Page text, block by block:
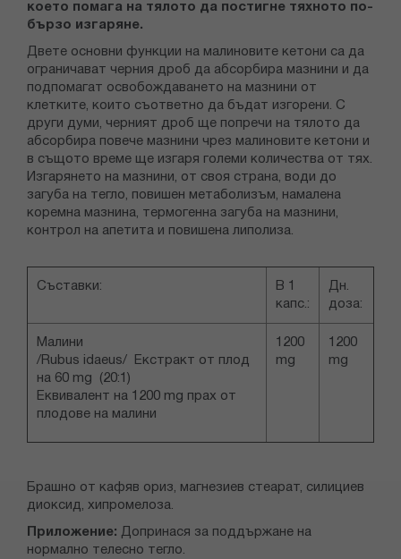
което помага на тялото да постигне тяхното по-
бързо изгаряне.
Двете основни функции на малиновите кетони са да
ограничават черния дроб да абсорбира мазнини и да
подпомагат освобождаването на мазнини от
клетките, които съответно да бъдат изгорени. С
други думи, черният дроб ще попречи на тялото да
абсорбира повече мазнини чрез малиновите кетони и
в същото време ще изгаря големи количества от тях.
Изгарянето на мазнини, от своя страна, води до
загуба на тегло, повишен метаболизъм, намалена
коремна мазнина, термогенна загуба на мазнини,
контрол на апетита и повишена липолиза.
Съставки:
В 1
капс.:
Дн.
доза:
Mалини
/Rubus idaeus/ Екстракт от плод
на 60 mg (20:1)
Еквивалент на 1200 mg прах от
плодове на малини
1200
mg
1200
mg
Брашно от кафяв ориз, магнезиев стеарат, силициев
диоксид, хипромелоза.
Приложение: Допринася за поддържане на
нормално телесно тегло.